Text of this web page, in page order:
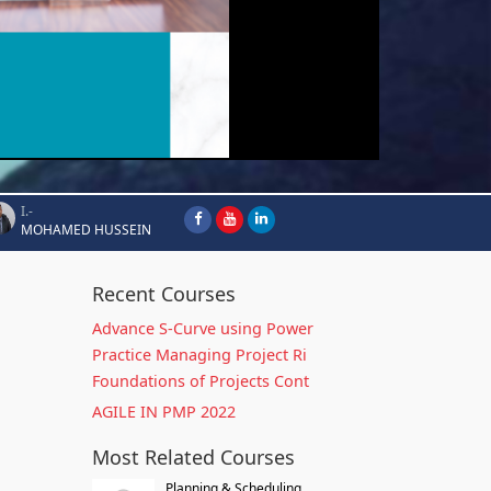
I.-
MOHAMED HUSSEIN
Recent Courses
Advance S-Curve using Power
Practice Managing Project Ri
Foundations of Projects Cont
AGILE IN PMP 2022
Most Related Courses